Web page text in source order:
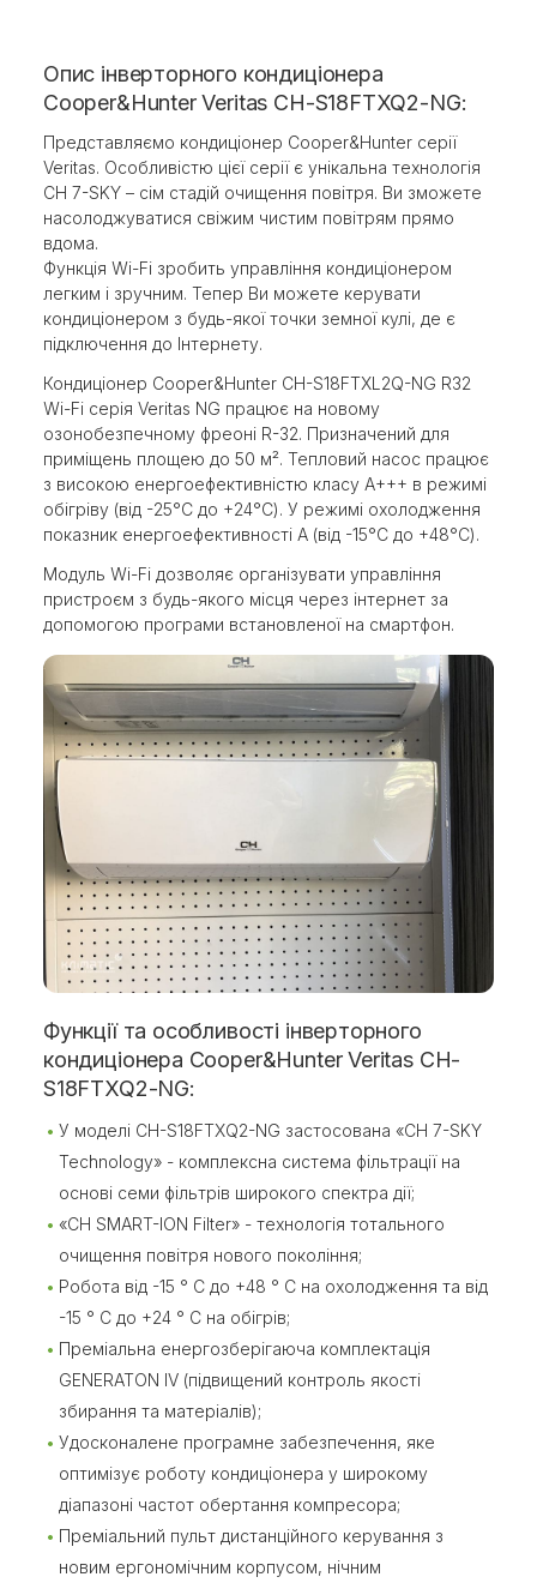
Опис інверторного кондиціонера
Cooper&Hunter Veritas CH-S18FTXQ2-NG:
Представляємо кондиціонер Cooper&Hunter серії
Veritas. Особливістю цієї серії є унікальна технологія
CH 7-SKY – сім стадій очищення повітря. Ви зможете
насолоджуватися свіжим чистим повітрям прямо
вдома.
Функція Wi-Fi зробить управління кондиціонером
легким і зручним. Тепер Ви можете керувати
кондиціонером з будь-якої точки земної кулі, де є
підключення до Інтернету.
Кондиціонер Cooper&Hunter CH-S18FTXL2Q-NG R32
Wi-Fi серія Veritas NG працює на новому
озонобезпечному фреоні R-32. Призначений для
приміщень площею до 50 м². Тепловий насос працює
з високою енергоефективністю класу A+++ в режимі
обігріву (від -25°С до +24°С). У режимі охолодження
показник енергоефективності A (від -15°С до +48°С).
Модуль Wi-Fi дозволяє організувати управління
пристроєм з будь-якого місця через інтернет за
допомогою програми встановленої на смартфон.
Функції та особливості інверторного
кондиціонера Cooper&Hunter Veritas CH-
S18FTXQ2-NG:
У моделі CH-S18FTXQ2-NG застосована «CH 7-SKY
Technology» - комплексна система фільтрації на
основі семи фільтрів широкого спектра дії;
«CH SMART-ION Filter» - технологія тотального
очищення повітря нового покоління;
Робота від -15 ° С до +48 ° С на охолодження та від
-15 ° С до +24 ° С на обігрів;
Преміальна енергозберігаюча комплектація
GENERATON IV (підвищений контроль якості
збирання та матеріалів);
Удосконалене програмне забезпечення, яке
оптимізує роботу кондиціонера у широкому
діапазоні частот обертання компресора;
Преміальний пульт дистанційного керування з
новим ергономічним корпусом, нічним